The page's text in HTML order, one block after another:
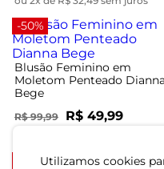
Utilizamos cookies
-50%
Blusão Feminino em
Moletom Penteado Dianna
Bege
R$ 99,99 R$ 49,99
-80%